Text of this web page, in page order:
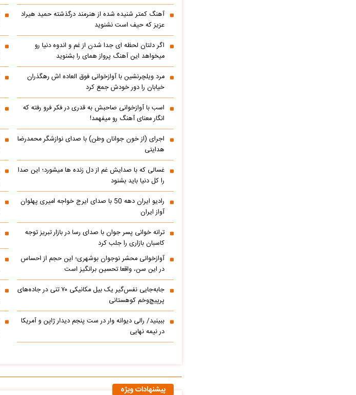
آهنگ کمتر شنیده شده از هنرمند درگذشته حمید هیراد
عزیز که حیف است نشنوید
اگر دلتان لحظه ای جدا شدن از غم و اندوه دنیا رو
میخواهد این آهنگ پرواز همای را بشنوید
مرد ویلچرنشین با آوازخوانی فوق العاده اش رهگذران
خیابان را دور خودش جمع کرد
اسب با آوازخوانی صاحبش به قدری در فکر فرو رفته که
انگار معنای آهنگ رو میفهمد!
اجرای (از خون جوانان وطن) با صدای نوازشگر محمدرضا
هدایتی
غسالی که با صدایش غم از دل زنده ها میشورد؛ این صدا
را کل دنیا باید بشنود
رادیو ایران دهه 50 با صدای ایرج خواجه امیری پهلوان
آواز ایران
ترانه خوانی پسر جوان با صدای رسا در بازار تبریز توجه
کاسبان بازاری را جلب کرد
آوازخوانی محشر نوجوان بوشهری؛ این حجم از احساس
در این سن، واقعا تحسین‌ برانگیز است
جابه‌جایی نفس‌گیر یک بیل مکانیکی ۷۰ تنی در جاده‌های
پرپیچ‌وخم کوهستانی
ببینید/ رالی دیوانه وار در ست پنجم دیدار ژاپن و آمریکا
در نیمه نهایی
پیشنهادات ویژه